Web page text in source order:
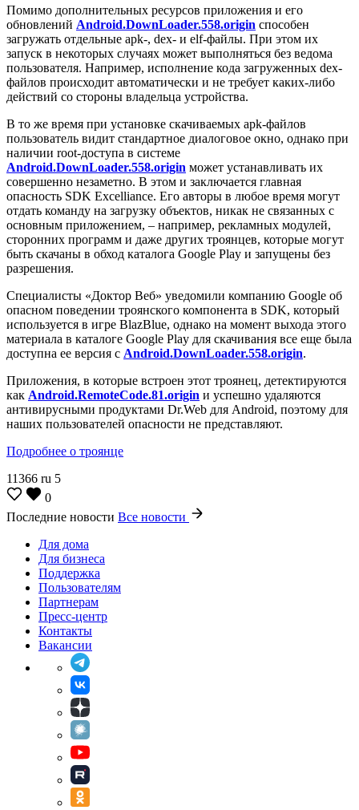
Помимо дополнительных ресурсов приложения и его
обновлений Android.DownLoader.558.origin способен
загружать отдельные apk-, dex- и elf-файлы. При этом их
запуск в некоторых случаях может выполняться без ведома
пользователя. Например, исполнение кода загруженных dex-
файлов происходит автоматически и не требует каких-либо
действий со стороны владельца устройства.
В то же время при установке скачиваемых apk-файлов
пользователь видит стандартное диалоговое окно, однако при
наличии root-доступа в системе
Android.DownLoader.558.origin может устанавливать их
совершенно незаметно. В этом и заключается главная
опасность SDK Excelliance. Его авторы в любое время могут
отдать команду на загрузку объектов, никак не связанных с
основным приложением, – например, рекламных модулей,
сторонних программ и даже других троянцев, которые могут
быть скачаны в обход каталога Google Play и запущены без
разрешения.
Специалисты «Доктор Веб» уведомили компанию Google об
опасном поведении троянского компонента в SDK, который
используется в игре BlazBlue, однако на момент выхода этого
материала в каталоге Google Play для скачивания все еще была
доступна ее версия с Android.DownLoader.558.origin.
Приложения, в которые встроен этот троянец, детектируются
как Android.RemoteCode.81.origin и успешно удаляются
антивирусными продуктами Dr.Web для Android, поэтому для
наших пользователей опасности не представляют.
Подробнее о троянце
11366 ru 5
0
Последние новости Все новости
Для дома
Для бизнеса
Поддержка
Пользователям
Партнерам
Пресс-центр
Контакты
Вакансии